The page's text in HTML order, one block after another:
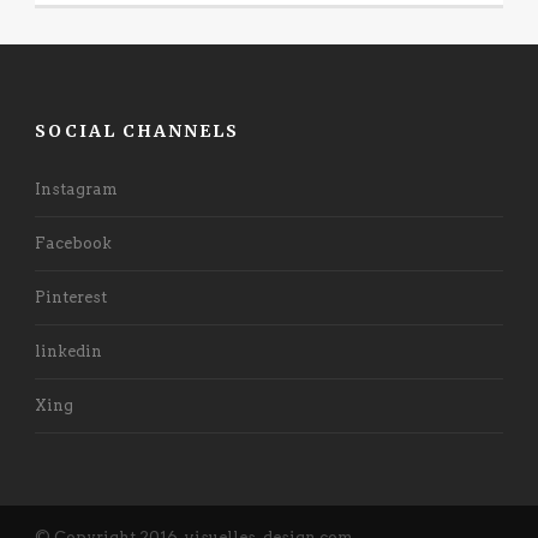
SOCIAL CHANNELS
Instagram
Facebook
Pinterest
linkedin
Xing